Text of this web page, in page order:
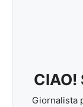
CIAO!
Giornalista